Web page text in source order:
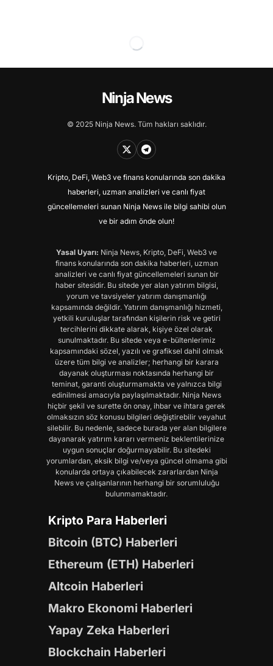
Ninja News
© 2025 Ninja News. Tüm hakları saklıdır.
Kripto, DeFi, Web3 ve finans konularında son dakika
haberleri, uzman analizleri ve canlı fiyat
güncellemeleri sunan Ninja News ile bilgi sahibi olun
ve bir adım önde olun!
Yasal Uyarı: Ninja News, Kripto, DeFi, Web3 ve
finans konularında son dakika haberleri, uzman
analizleri ve canlı fiyat güncellemeleri sunan bir
haber sitesidir. Bu sitede yer alan yatırım bilgisi,
yorum ve tavsiyeler yatırım danışmanlığı
kapsamında değildir. Yatırım danışmanlığı hizmeti,
yetkili kuruluşlar tarafından kişilerin risk ve getiri
tercihlerini dikkate alarak, kişiye özel olarak
sunulmaktadır. Bu sitede veya e-bültenlerimiz
kapsamındaki sözel, yazılı ve grafiksel dahil olmak
üzere tüm bilgi ve analizler; herhangi bir karara
dayanak oluşturması noktasında herhangi bir
teminat, garanti oluşturmamakta ve yalnızca bilgi
edinilmesi amacıyla paylaşılmaktadır. Ninja News
hiçbir şekil ve surette ön onay, ihbar ve ihtara gerek
olmaksızın söz konusu bilgileri değiştirebilir veyahut
silebilir. Bu nedenle, sadece burada yer alan bilgilere
dayanarak yatırım kararı vermeniz beklentilerinize
uygun sonuçlar doğurmayabilir. Bu sitedeki
yorumlardan, eksik bilgi ve/veya güncel olmama gibi
konularda ortaya çıkabilecek zararlardan Ninja
News ve çalışanlarının herhangi bir sorumluluğu
bulunmamaktadır.
Kripto Para Haberleri
Bitcoin (BTC) Haberleri
Ethereum (ETH) Haberleri
Altcoin Haberleri
Makro Ekonomi Haberleri
Yapay Zeka Haberleri
Blockchain Haberleri